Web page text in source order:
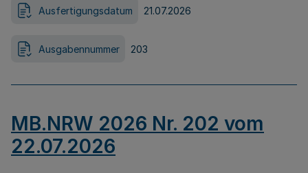
Ausfertigungsdatum 21.07.2026
Ausgabennummer 203
MB.NRW 2026 Nr. 202 vom
22.07.2026